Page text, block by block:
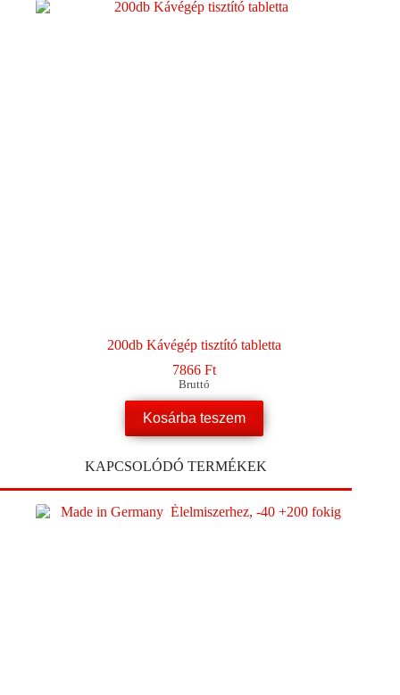
200db Kávégép tisztító tabletta
7866 Ft
Bruttó
Kosárba teszem
KAPCSOLÓDÓ TERMÉKEK